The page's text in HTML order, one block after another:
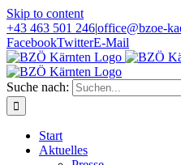
Skip to content
+43 463 501 246|office@bzoe-
FacebookTwitterE-Mail
Suche nach:
Start
Aktuelles